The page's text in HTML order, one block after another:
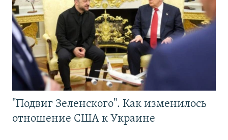
"Подвиг Зеленского". Как изменилось
отношение США к Украине